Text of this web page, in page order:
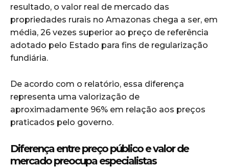
resultado, o valor real de mercado das
propriedades rurais no Amazonas chega a ser, em
média, 26 vezes superior ao preço de referência
adotado pelo Estado para fins de regularização
fundiária.
De acordo com o relatório, essa diferença
representa uma valorização de
aproximadamente 96% em relação aos preços
praticados pelo governo.
Diferença entre preço público e valor de
mercado preocupa especialistas